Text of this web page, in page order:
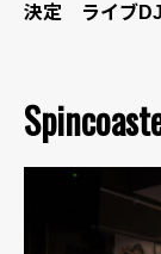
決定 ライブ